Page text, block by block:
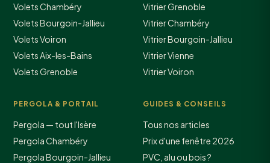
Volets Chambéry
Volets Bourgoin-Jallieu
Volets Voiron
Volets Aix-les-Bains
Volets Grenoble
Vitrier Grenoble
Vitrier Chambéry
Vitrier Bourgoin-Jallieu
Vitrier Vienne
Vitrier Voiron
PERGOLA & PORTAIL
Pergola — tout l'Isère
Pergola Chambéry
Pergola Bourgoin-Jallieu
GUIDES & CONSEILS
Tous nos articles
Prix d'une fenêtre 2026
PVC, alu ou bois ?